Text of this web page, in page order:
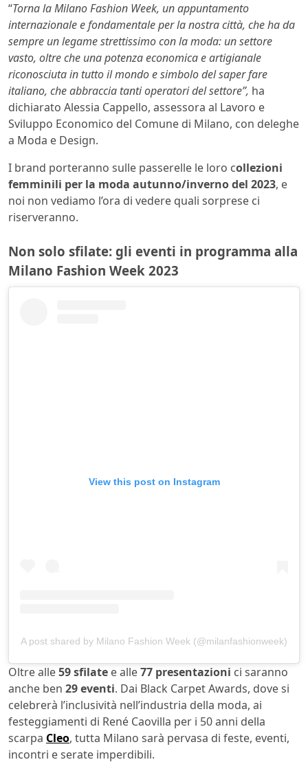
“Torna la Milano Fashion Week, un appuntamento
internazionale e fondamentale per la nostra città, che ha da
sempre un legame strettissimo con la moda: un settore
vasto, oltre che una potenza economica e artigianale
riconosciuta in tutto il mondo e simbolo del saper fare
italiano, che abbraccia tanti operatori del settore”, ha
dichiarato Alessia Cappello, assessora al Lavoro e
Sviluppo Economico del Comune di Milano, con deleghe
a Moda e Design.
I brand porteranno sulle passerelle le loro collezioni
femminili per la moda autunno/inverno del 2023, e
noi non vediamo l’ora di vedere quali sorprese ci
riserveranno.
Non solo sfilate: gli eventi in programma alla
Milano Fashion Week 2023
View this post on Instagram
A post shared by Milano Fashion Week (@milanfashionweek)
Oltre alle59 sfilate e alle77 presentazioni ci saranno
anche ben 29 eventi. Dai Black Carpet Awards, dove si
celebrerà l’inclusività nell’industria della moda, ai
festeggiamenti di René Caovilla per i 50 anni della
scarpa Cleo, tutta Milano sarà pervasa di feste, eventi,
incontri e serate imperdibili.